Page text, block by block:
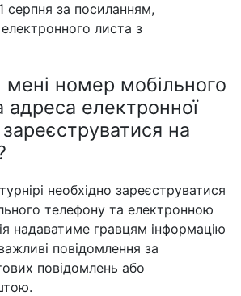
серпня за посиланням,
листа з
мені номер мобільного
адреса електронної
на
необхідно зареєструватися
телефону та електронною
надаватиме гравцям інформацію
повідомлення за
повідомлень або